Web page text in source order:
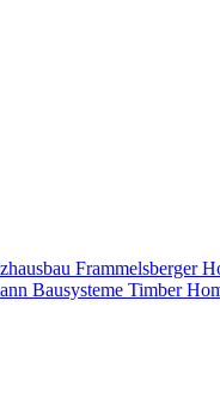
Frammelsberger
Bausysteme Timber